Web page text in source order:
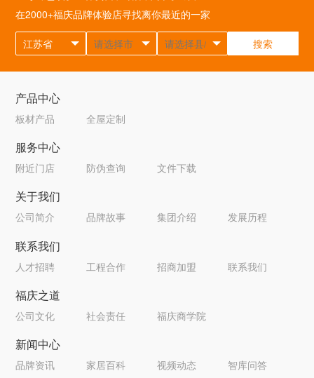
在2000+福庆品牌体验店寻找离你最近的一家
搜索
产品中心
板材产品 全屋定制
服务中心
附近门店 防伪查询 文件下载
关于我们
公司简介 品牌故事 集团介绍 发展历程
联系我们
人才招聘 工程合作 招商加盟 联系我们
福庆之道
公司文化 社会责任 福庆商学院
新闻中心
品牌资讯 家居百科 视频动态 智库问答